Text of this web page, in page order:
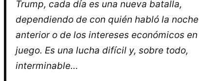
Trump, cada día es una nueva batalla,
dependiendo de con quién habló la noche
anterior o de los intereses económicos en
juego. Es una lucha difícil y, sobre todo,
interminable…